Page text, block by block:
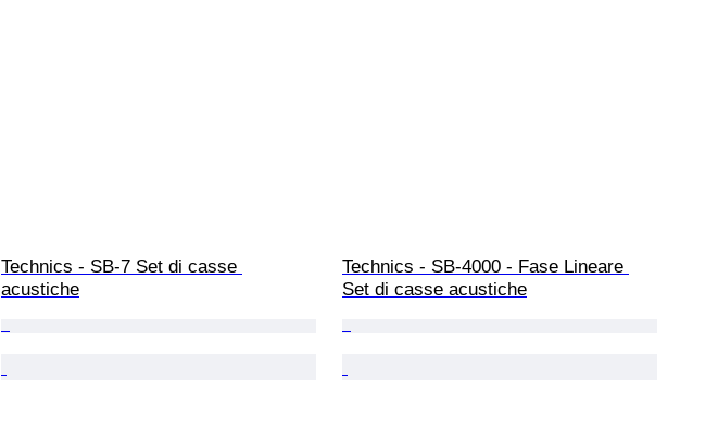
Technics - SB-7 Set di casse
acustiche
Technics - SB-4000 - Fase Lineare
Set di casse acustiche